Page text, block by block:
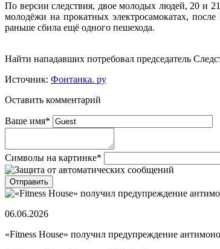
По версии следствия, двое молодых людей, 20 и
молодёжи на прокатных электросамокатах,
раньше сбила ещё одного пешехода.
Найти нападавших потребовал председатель
Источник: Фонтанка. ру
Оставить комментарий
Ваше имя*
Символы на картинке*
06.06.2026
«Fitness House» получил предупреждение